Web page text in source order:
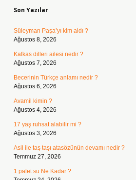
Son Yazılar
Süleyman Paşa’yı kim aldı ?
Ağustos 8, 2026
Kafkas dilleri ailesi nedir ?
Ağustos 7, 2026
Becerinin Türkçe anlamı nedir ?
Ağustos 6, 2026
Avamil kimin ?
Ağustos 4, 2026
17 yaş ruhsat alabilir mi ?
Ağustos 3, 2026
Asil ile taş taşı atasözünün devamı nedir ?
Temmuz 27, 2026
1 palet su Ne Kadar ?